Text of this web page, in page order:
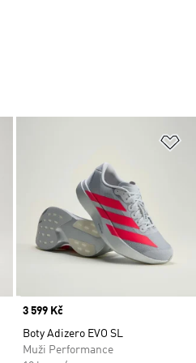
Price
3 599 Kč
Boty Adizero EVO SL
Muži Performance